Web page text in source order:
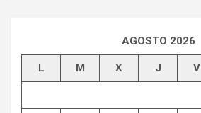
AGOSTO 2026
L M X J V